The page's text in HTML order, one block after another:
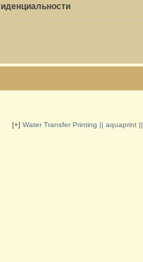
[+] Water Transfer Printing || aquaprint